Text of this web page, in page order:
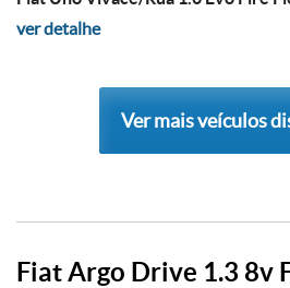
ver detalhe
Ver mais veículos
Fiat Argo Drive 1.3 8v